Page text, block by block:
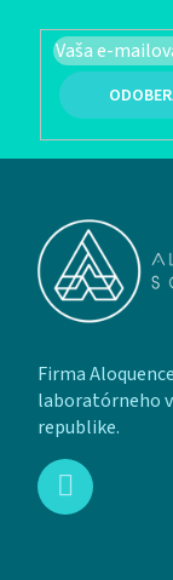
Firma
laboratórneho
republike.